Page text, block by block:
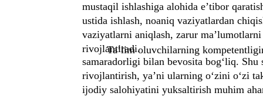
mustaqil ishlashiga alohida e’tibor
ustida ishlash, noaniq vaziyatlardan
vaziyatlarni aniqlash, zarur
rivojlantiradi.
Ta’lim oluvchilarning
samaradorligi bilan bevosita bog‘liq.
rivojlantirish, ya’ni ularning o‘zini o‘zi
ijodiy salohiyatini yuksaltirish muhim